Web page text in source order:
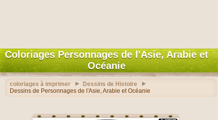
Coloriages Personnages de l'Asie, Arabie et
Océanie
coloriages à imprimer
Dessins de Histoire
Dessins de Personnages de l'Asie, Arabie et Océanie